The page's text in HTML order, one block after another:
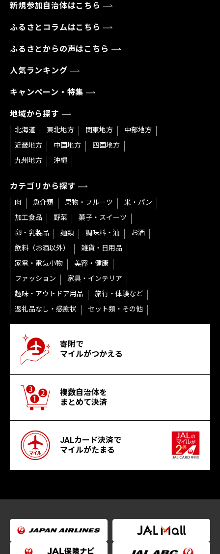
新規参加自治体はこちら
ふるさとコラムはこちら
ふるさとからの声はこちら
人気ランキング
キャンペーン・特集
地域から探す
北海道 東北地方 関東地方
中部地方
近畿地方
中国地方
四国地方
九州地方
沖縄
カテゴリから探す
肉 魚介類 果物・フルーツ
米・パン
加工食品
野菜
菓子・スイーツ
卵・乳製品
麺類 調味料・油
お酒
飲料（お酒以外）
雑貨・日用品
家電・電気小物
美容・健康
ファッション
家具・インテリア
趣味・アウトドア用品
旅行・体験など
返礼品なし・感謝状
セット類・その他
寄附で
マイルがつかえる
複数自治体を
まとめて決済
JALカード決済で
マイルがたまる